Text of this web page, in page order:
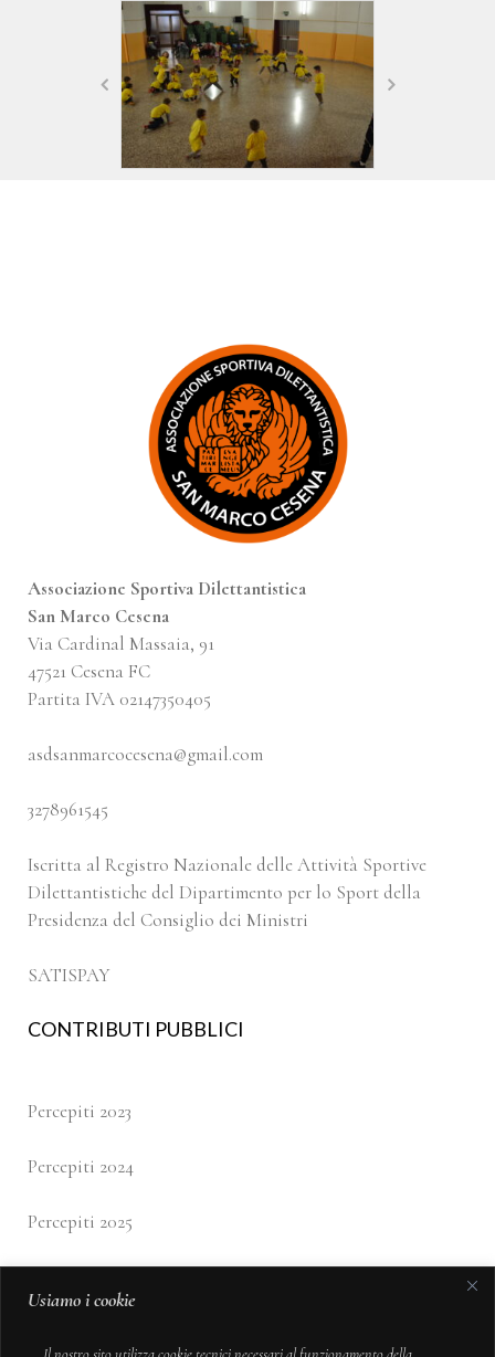
Usiamo i cookie
Associazione Sportiva Dilettantistica
San Marco Cesena
Via Cardinal Massaia, 91
47521 Cesena FC
Partita IVA 02147350405
asdsanmarcocesena@gmail.com
3278961545
Iscritta al Registro Nazionale delle Attività Sportive
Dilettantistiche del Dipartimento per lo Sport della
Presidenza del Consiglio dei Ministri
SATISPAY
CONTRIBUTI PUBBLICI
Percepiti 2023
Percepiti 2024
Percepiti 2025